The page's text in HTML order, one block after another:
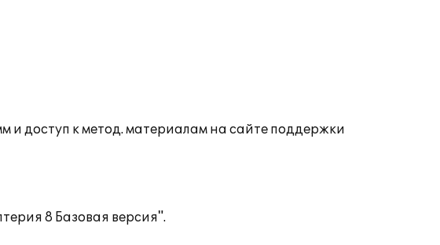
и доступ к метод. материалам на сайте поддержки
8 Базовая версия".